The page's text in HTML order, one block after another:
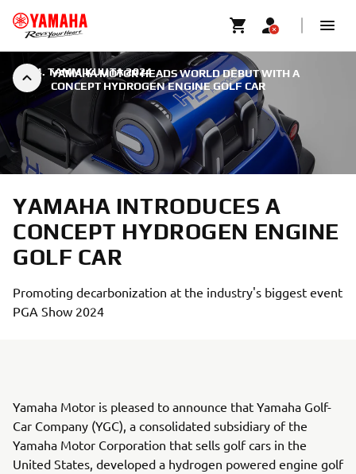
YAMAHA MOTOR HEADS WORLD DEBUT WITH A
CONCEPT HYDROGEN ENGINE GOLF CAR
24. TAMMIKUUTA 2024
YAMAHA INTRODUCES A
CONCEPT HYDROGEN ENGINE
GOLF CAR
Promoting decarbonization at the industry's biggest event
PGA Show 2024
Yamaha Motor is pleased to announce that Yamaha Golf-
Car Company (YGC), a consolidated subsidiary of the
Yamaha Motor Corporation that sells golf cars in the
United States, developed a hydrogen powered engine golf